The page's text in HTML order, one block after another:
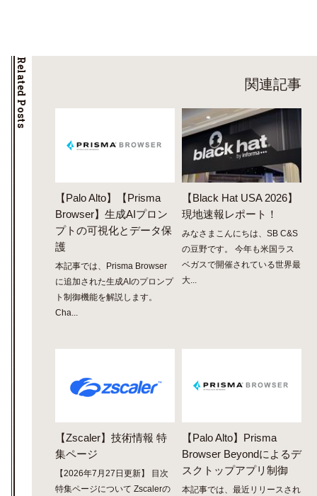
Related Posts 関連記事
【Palo Alto】【Prisma
Browser】生成AIプロン
プトの可視化とデータ保
護
本記事では、Prisma Browser
に追加された生成AIのプロンプ
ト制御機能を解説します。
Cha...
【Black Hat USA 2026】
現地速報レポート！
みなさまこんにちは、SB C&S
の豆野です。 今年も米国ラス
ベガスで開催されている世界最
大...
【Zscaler】技術情報 特
集ページ
【2026年7月27日更新】 目次
特集ページについて Zscalerの
【Palo Alto】Prisma
Browser Beyondによるデ
スクトップアプリ制御
本記事では、最近リリースされ